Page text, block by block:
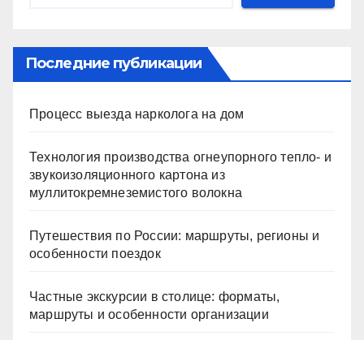
Последние публикации
Процесс выезда нарколога на дом
Технология производства огнеупорного тепло- и
звукоизоляционного картона из
муллитокремнеземистого волокна
Путешествия по России: маршруты, регионы и
особенности поездок
Частные экскурсии в столице: форматы,
маршруты и особенности организации